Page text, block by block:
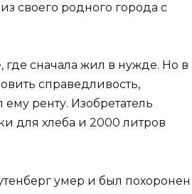
своего родного города с
где сначала жил в нужде. Но в
справедливость,
ренту. Изобретатель
для хлеба и 2000 литров
умер и был похоронен